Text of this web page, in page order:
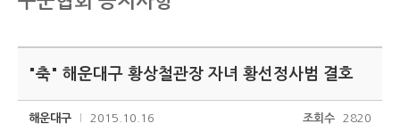
"축" 해운대구 황상철관장 자녀 황선정사범 결호
해운대구 2015.10.16 조회수 2820